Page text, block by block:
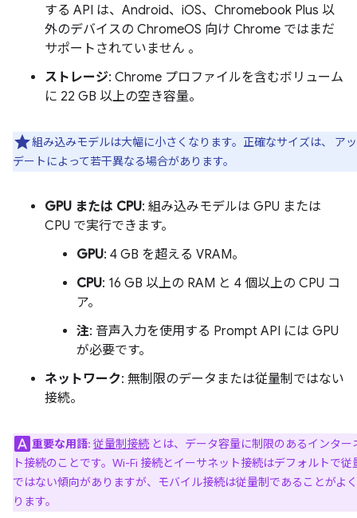
する API は、Android、iOS、Chromebook Plus 以
外のデバイスの ChromeOS 向け Chrome ではまだ
サポートされていません 。
ストレージ: Chrome プロファイルを含むボリューム
に 22 GB 以上の空き容量。
組み込みモデルは大幅に小さくなります。正確なサイズは、 ア
デートによって若干異なる場合があります。
GPU または CPU: 組み込みモデルは GPU または
CPU で実行できます。
GPU: 4 GB を超える VRAM。
CPU: 16 GB 以上の RAM と 4 個以上の CPU コ
ア。
注: 音声入力を使用する Prompt API には GPU
が必要です。
ネットワーク: 無制限のデータまたは従量制ではない
接続。
重要な用語: 従量制接続とは、データ容量に制限のあるインター
ト接続のことです。Wi-Fi 接続とイーサネット接続はデフォルトで従
ではない傾向がありますが、モバイル接続は従量制であることがよ
ります。